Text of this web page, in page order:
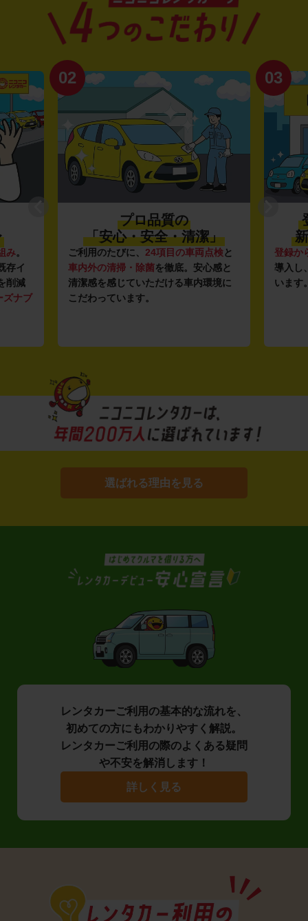
み。
存イ
削減
ズナブ
02
プロ品質の
「安心・安全・清潔」
ご利用のたびに、 24項目の車両点検と
車内外の清掃・除菌を徹底。安心感と
清潔感を感じていただける車内環境に
こだわっています。
03
登録か
導入し
います
選ばれる理由を見る
レンタカーご利用の基本的な流れを、
初めての方にもわかりやすく解説。
レンタカーご利用の際のよくある疑問
や不安を解消します！
詳しく見る